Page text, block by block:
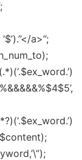
a>”;
$content);